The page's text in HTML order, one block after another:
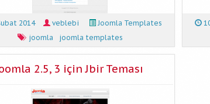
2014 veblebi
Joomla Templates
joomla
joomla templates
2.5, 3 için Jbir Teması